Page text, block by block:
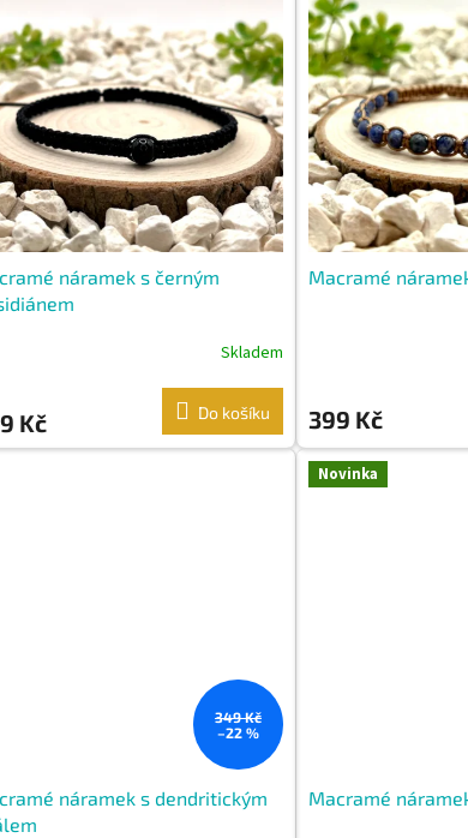
náramek s černým
Skladem
Kč Do košíku
Macramé
399 Kč
349 Kč
–22 %
náramek s dendritickým
Novinka
Macramé